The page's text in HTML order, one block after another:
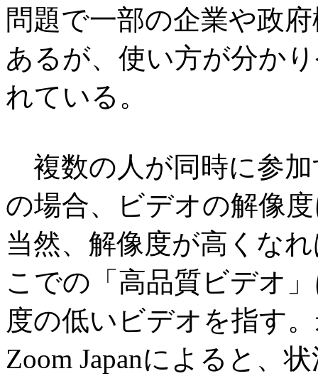
問題で一部の企業や政
あるが、使い方が分か
れている。
複数の人が同時に参
の場合、ビデオの解像
当然、解像度が高くな
こでの「高品質ビデオ
度の低いビデオを指す
Zoom Japanによると、